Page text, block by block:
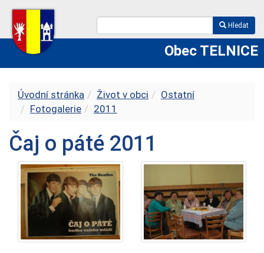
Hledat
Obec TELNICE
Úvodní stránka Život v obci
Ostatní
Fotogalerie
2011
Čaj o páté 2011